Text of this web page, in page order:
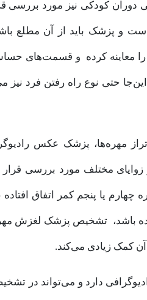
کودکی نیز مورد بررسی
و پزشک باید از آن مطلع
را معاینه کرده و قسمت‌های
حتی نوع راه رفتن فرد
مهره‌ها، پزشک عکس
مختلف مورد بررسی
یا پنجم کمر اتفاق
باشد، تشخیص پزشک لغزش
کمک زیادی می‌کند.
دارد و می‌تواند در